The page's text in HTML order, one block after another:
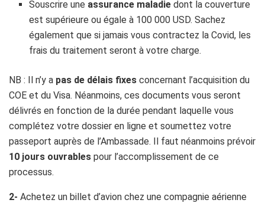
Souscrire une assurance maladie dont la couverture
est supérieure ou égale à 100 000 USD. Sachez
également que si jamais vous contractez la Covid, les
frais du traitement seront à votre charge.
NB : Il n’y a pas de délais fixes concernant l’acquisition du
COE et du Visa. Néanmoins, ces documents vous seront
délivrés en fonction de la durée pendant laquelle vous
complétez votre dossier en ligne et soumettez votre
passeport auprès de l’Ambassade. Il faut néanmoins prévoir
10 jours ouvrables pour l’accomplissement de ce
processus.
2- Achetez un billet d’avion chez une compagnie aérienne